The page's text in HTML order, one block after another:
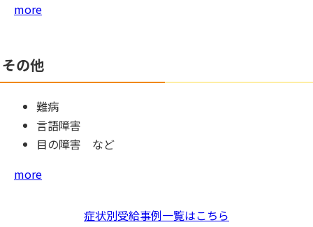
more
その他
難病
言語障害
目の障害 など
more
症状別受給事例一覧はこちら